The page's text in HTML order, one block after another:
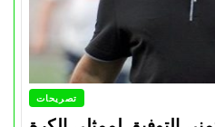
تصريحات